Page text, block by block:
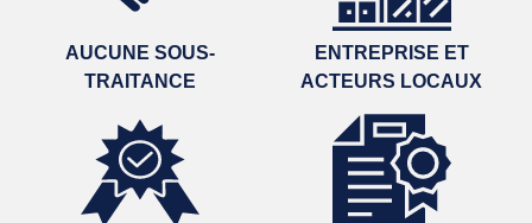
AUCUNE SOUS-
TRAITANCE
ENTREPRISE ET
ACTEURS LOCAUX